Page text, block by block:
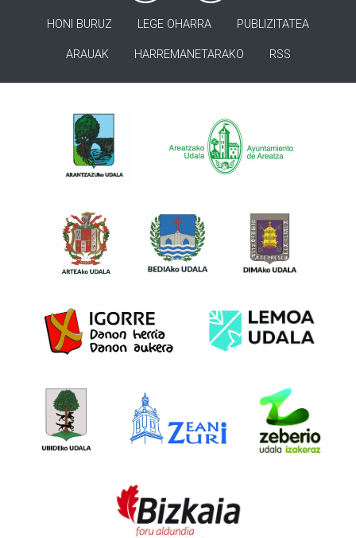
HONI BURUZ LEGE OHARRA PUBLIZITATEA
ARAUAK HARREMANETARAKO RSS